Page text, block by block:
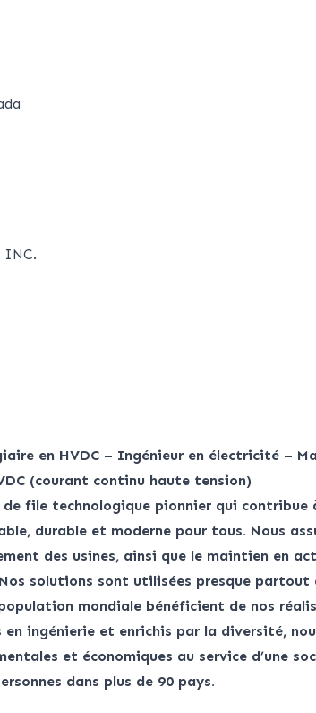
INC.
en HVDC – Ingénieur en électricité –
(courant continu haute tension)
file technologique pionnier qui contribue
durable et moderne pour tous. Nous
des usines, ainsi que le maintien en
solutions sont utilisées presque partout
mondiale bénéficient de nos
en ingénierie et enrichis par la diversité,
et économiques au service d’une
dans plus de 90 pays.